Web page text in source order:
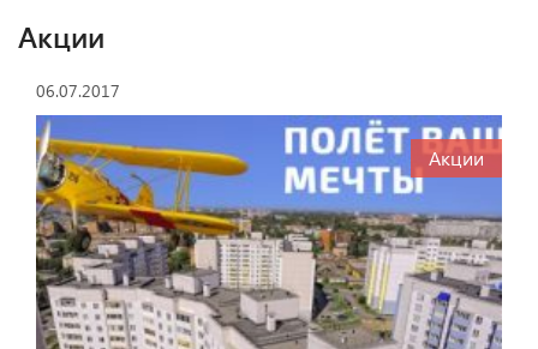
Акции
06.07.2017
Акции